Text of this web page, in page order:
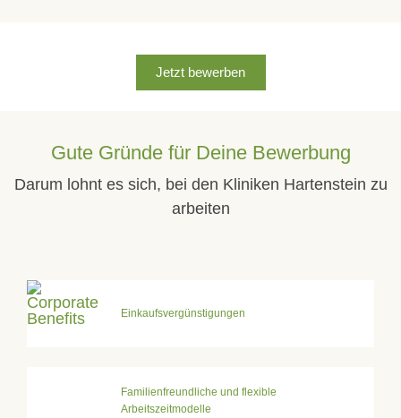
Jetzt bewerben
Gute Gründe für Deine Bewerbung
Darum lohnt es sich, bei den Kliniken Hartenstein zu
arbeiten
Einkaufsvergünstigungen
Familienfreundliche und flexible
Arbeitszeitmodelle